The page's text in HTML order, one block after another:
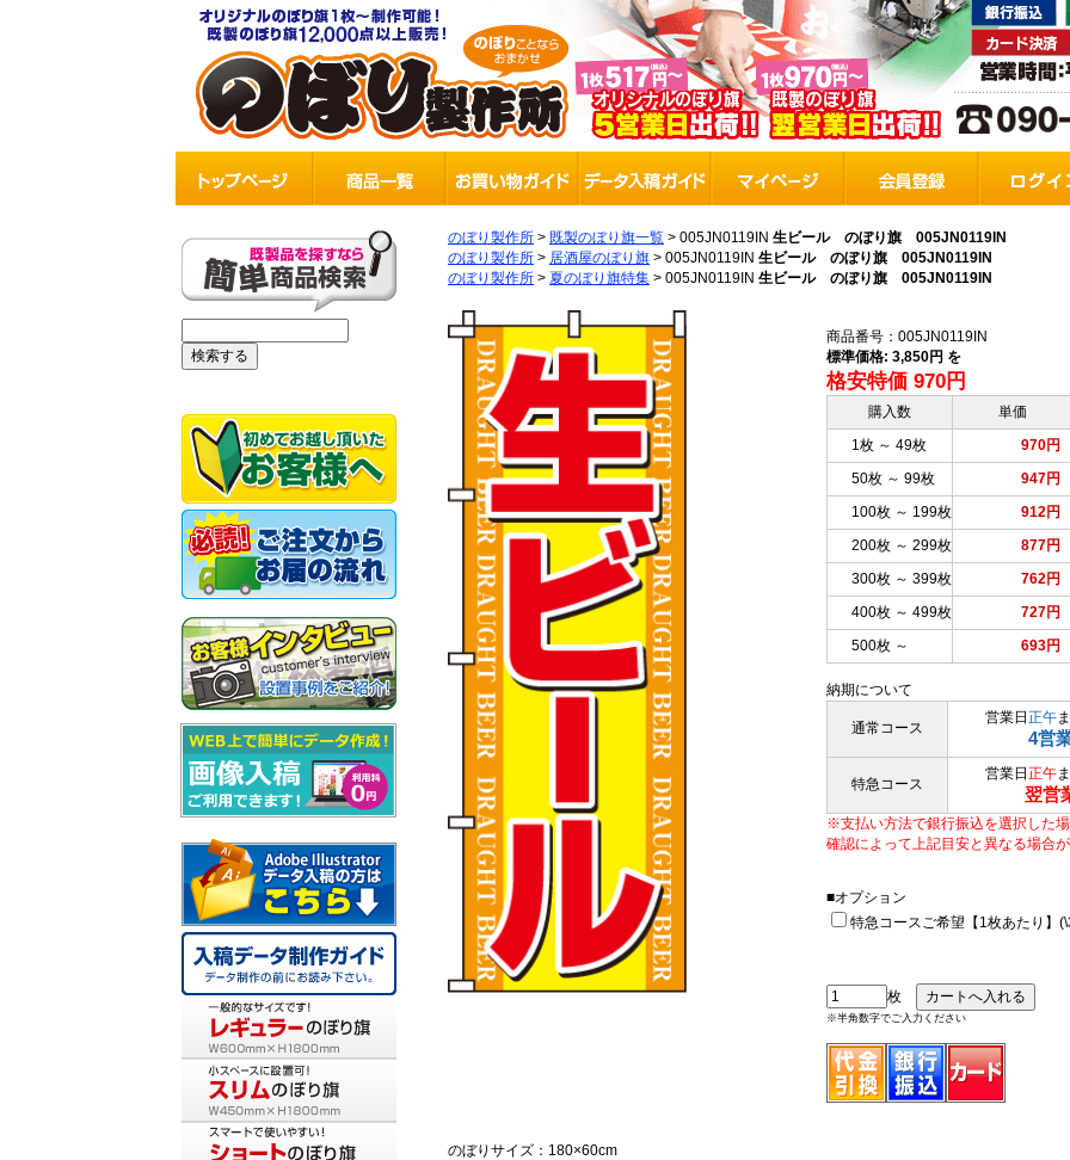
のぼり製作所 > 既製のぼり旗一覧 > 005JN0119IN 生ビール のぼり旗 005JN0119IN
のぼり製作所 > 居酒屋のぼり旗 > 005JN0119IN 生ビール のぼり旗 005JN0119IN
のぼり製作所 > 夏のぼり旗特集 > 005JN0119IN 生ビール のぼり旗 005JN0119IN
商品番号：005JN0119IN
標準価格: 3,850円 を
格安特価 970円
購入数
単価
1枚 ～ 49枚
970円
50枚 ～ 99枚
947円
100枚 ～ 199枚
912円
200枚 ～ 299枚
877円
300枚 ～ 399枚
762円
400枚 ～ 499枚
727円
500枚 ～
693円
納期について
通常コース
営業日 正午
4営
特急コース
営業日 正午
翌営
※支払い方法で銀行振込を選択した
確認によって上記目安と異なる場合
■オプション
特急コースご希望【1枚あたり】
枚
※半角数字でご入力ください
のぼりサイズ：180×60cm